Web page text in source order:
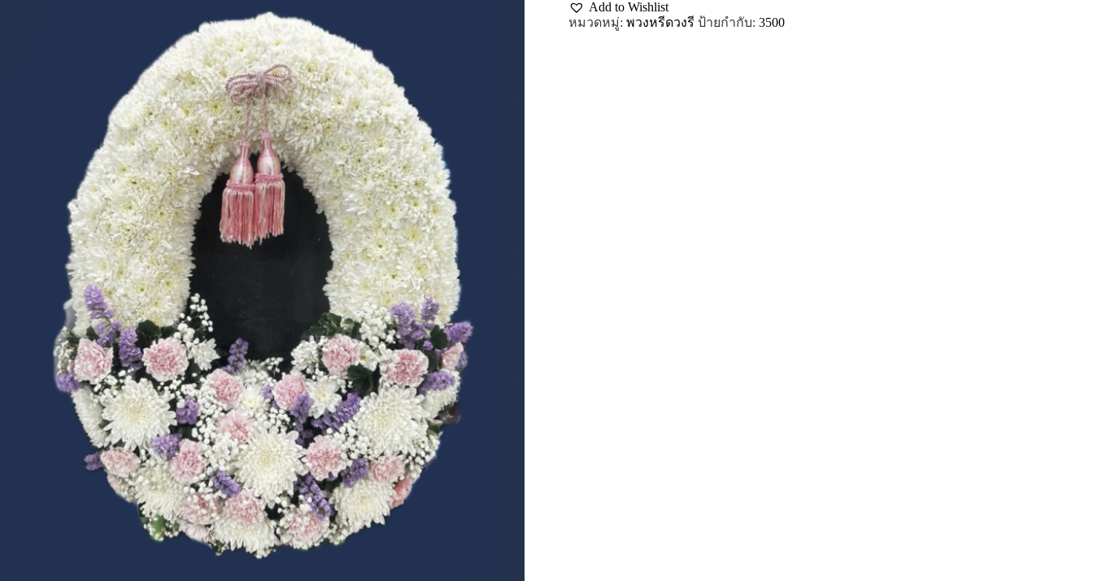
Add to Wishlist
หมวดหมู่: พวงหรีดวงรี ป้ายกำกับ: 3500